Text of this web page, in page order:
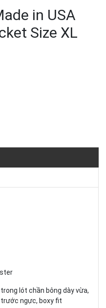
in USA
Size XL
lót chần bông dày vừa,
ngực, boxy fit